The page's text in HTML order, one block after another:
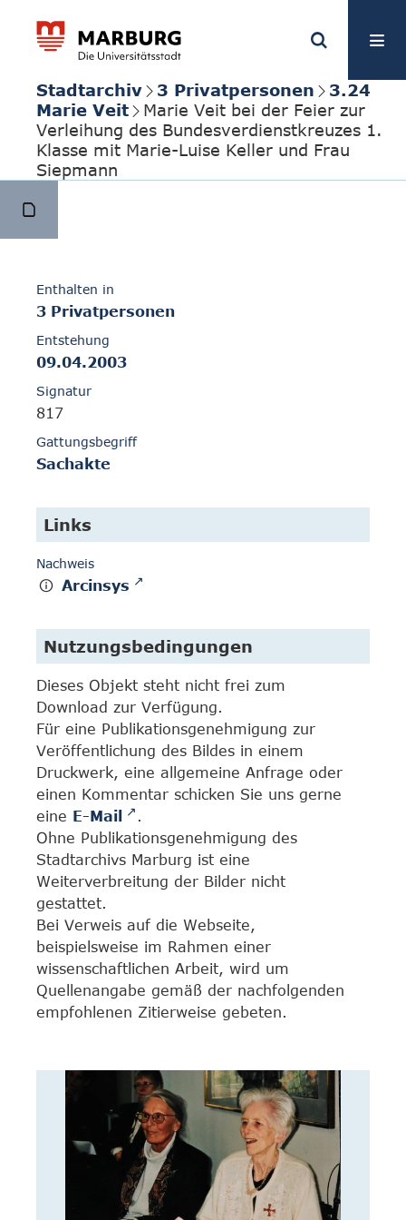
Stadtarchiv 3 Privatpersonen
3.24
Marie Veit
Marie Veit bei der Feier zur
Verleihung des Bundesverdienstkreuzes 1.
Klasse mit Marie-Luise Keller und Frau
Siepmann
Enthalten in
3 Privatpersonen
Entstehung
09.04.2003
Signatur
817
Gattungsbegriff
Sachakte
Links
Nachweis
Arcinsys
Nutzungsbedingungen
Dieses Objekt steht nicht frei zum
Download zur Verfügung.
Für eine Publikationsgenehmigung zur
Veröffentlichung des Bildes in einem
Druckwerk, eine allgemeine Anfrage oder
einen Kommentar schicken Sie uns gerne
eine E-Mail
.
Ohne Publikationsgenehmigung des
Stadtarchivs Marburg ist eine
Weiterverbreitung der Bilder nicht
gestattet.
Bei Verweis auf die Webseite,
beispielsweise im Rahmen einer
wissenschaftlichen Arbeit, wird um
Quellenangabe gemäß der nachfolgenden
empfohlenen Zitierweise gebeten.